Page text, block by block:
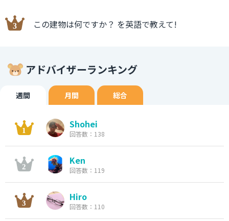
この建物は何ですか？ を英語で教えて!
アドバイザーランキング
週間 月間 総合
Shohei
回答数：138
Ken
回答数：119
Hiro
回答数：110